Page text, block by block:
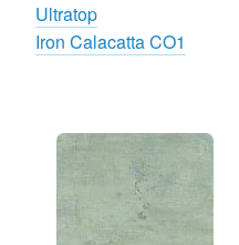
Ultratop
Iron Calacatta CO1